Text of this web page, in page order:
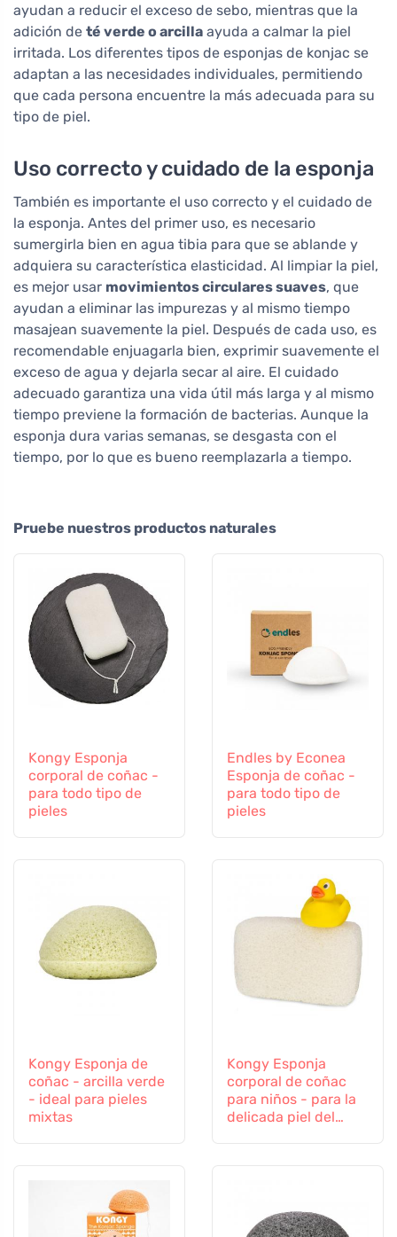
ayudan a reducir el exceso de sebo, mientras que la
adición de té verde o arcilla ayuda a calmar la piel
irritada. Los diferentes tipos de esponjas de konjac se
adaptan a las necesidades individuales, permitiendo
que cada persona encuentre la más adecuada para su
tipo de piel.
Uso correcto y cuidado de la esponja
También es importante el uso correcto y el cuidado de
la esponja. Antes del primer uso, es necesario
sumergirla bien en agua tibia para que se ablande y
adquiera su característica elasticidad. Al limpiar la piel,
es mejor usar movimientos circulares suaves, que
ayudan a eliminar las impurezas y al mismo tiempo
masajean suavemente la piel. Después de cada uso, es
recomendable enjuagarla bien, exprimir suavemente el
exceso de agua y dejarla secar al aire. El cuidado
adecuado garantiza una vida útil más larga y al mismo
tiempo previene la formación de bacterias. Aunque la
esponja dura varias semanas, se desgasta con el
tiempo, por lo que es bueno reemplazarla a tiempo.
Pruebe nuestros productos naturales
Kongy Esponja
corporal de coñac -
para todo tipo de
pieles
Endles by Econea
Esponja de coñac -
para todo tipo de
pieles
Kongy Esponja de
coñac - arcilla verde
- ideal para pieles
mixtas
Kongy Esponja
corporal de coñac
para niños - para la
delicada piel del